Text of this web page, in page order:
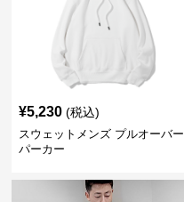
¥5,230 (税込)
スウェットメンズ プルオーバー
パーカー